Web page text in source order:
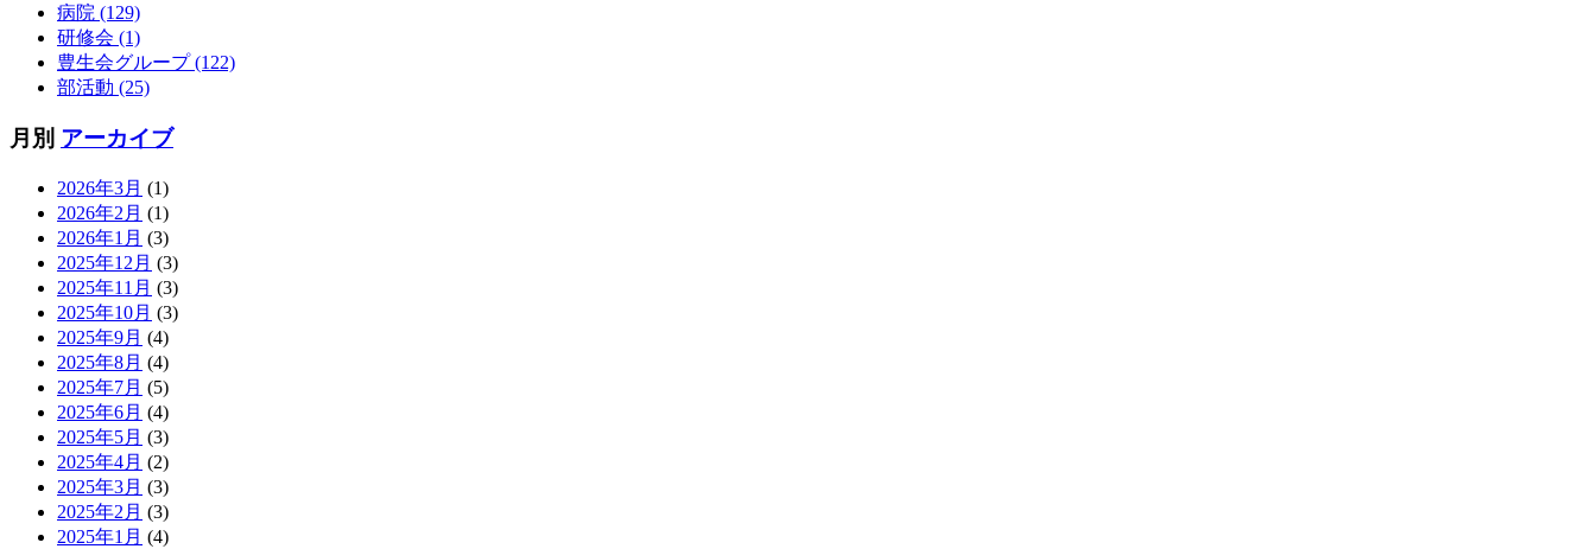
病院 (129)
研修会 (1)
豊生会グループ (122)
部活動 (25)
月別 アーカイブ
2026年3月 (1)
2026年2月 (1)
2026年1月 (3)
2025年12月 (3)
2025年11月 (3)
2025年10月 (3)
2025年9月 (4)
2025年8月 (4)
2025年7月 (5)
2025年6月 (4)
2025年5月 (3)
2025年4月 (2)
2025年3月 (3)
2025年2月 (3)
2025年1月 (4)